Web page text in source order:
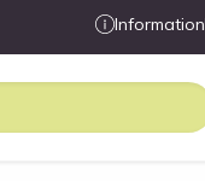
Information